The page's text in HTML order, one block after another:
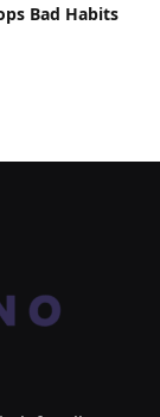
Bad Habits